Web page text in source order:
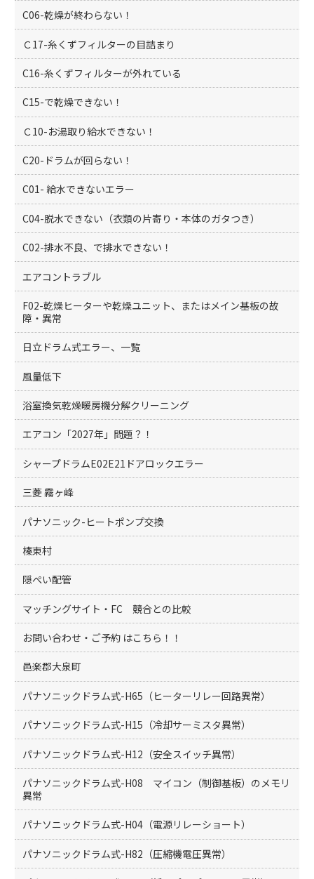
C06-乾燥が終わらない！
Ｃ17-糸くずフィルターの目詰まり
C16-糸くずフィルターが外れている
C15-で乾燥できない！
Ｃ10-お湯取り給水できない！
C20-ドラムが回らない！
C01- 給水できないエラー
C04-脱水できない（衣類の片寄り・本体のガタつき）
C02-排水不良、で排水できない！
エアコントラブル
F02-乾燥ヒーターや乾燥ユニット、またはメイン基板の故
障・異常
日立ドラム式エラー、一覧
風量低下
浴室換気乾燥暖房機分解クリーニング
エアコン「2027年」問題？！
シャープドラムE02E21ドアロックエラー
三菱 霧ヶ峰
パナソニック-ヒートポンプ交換
榛東村
隠ぺい配管
マッチングサイト・FC 競合との比較
お問い合わせ・ご予約 はこちら！！
邑楽郡大泉町
パナソニックドラム式-H65（ヒーターリレー回路異常）
パナソニックドラム式-H15（冷却サーミスタ異常）
パナソニックドラム式-H12（安全スイッチ異常）
パナソニックドラム式-H08 マイコン（制御基板）のメモリ
異常
パナソニックドラム式-H04（電源リレーショート）
パナソニックドラム式-H82（圧縮機電圧異常）